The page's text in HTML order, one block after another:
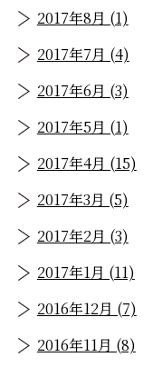
2017年8月 (1)
2017年7月 (4)
2017年6月 (3)
2017年5月 (1)
2017年4月 (15)
2017年3月 (5)
2017年2月 (3)
2017年1月 (11)
2016年12月 (7)
2016年11月 (8)